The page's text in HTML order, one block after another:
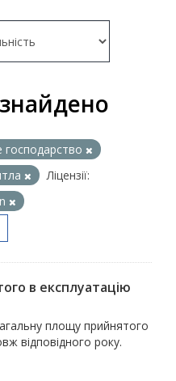
Ліцензії:
в експлуатацію
площу прийнятого
відповідного року.